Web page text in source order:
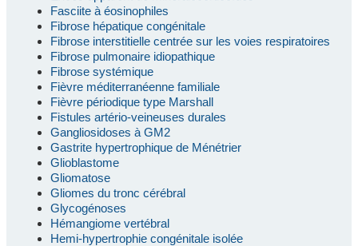
Fasciite à éosinophiles
Fibrose hépatique congénitale
Fibrose interstitielle centrée sur les voies respiratoires
Fibrose pulmonaire idiopathique
Fibrose systémique
Fièvre méditerranéenne familiale
Fièvre périodique type Marshall
Fistules artério-veineuses durales
Gangliosidoses à GM2
Gastrite hypertrophique de Ménétrier
Glioblastome
Gliomatose
Gliomes du tronc cérébral
Glycogénoses
Hémangiome vertébral
Hemi-hypertrophie congénitale isolée